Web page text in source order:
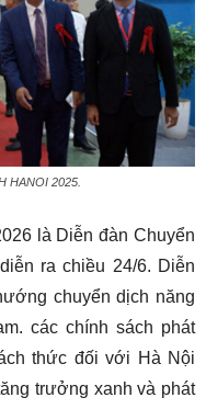
HANOI 2025.
là Diễn đàn Chuyển
ra chiều 24/6. Diễn
chuyển dịch năng
các chính sách phát
thức đối với Hà Nội
trưởng xanh và phát